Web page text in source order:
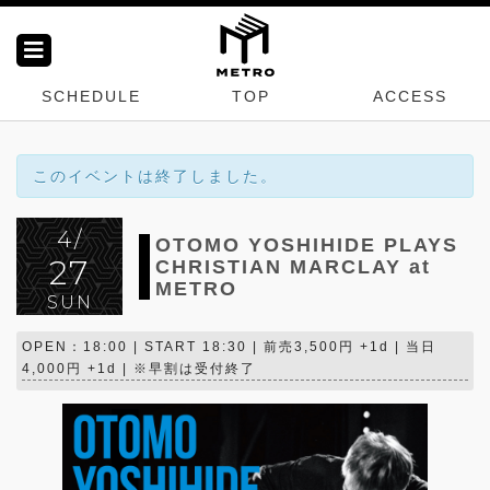
SCHEDULE TOP ACCESS
このイベントは終了しました。
4/
27
SUN
OTOMO YOSHIHIDE PLAYS
CHRISTIAN MARCLAY at
METRO
OPEN：18:00 | START 18:30 | 前売3,500円 +1d | 当日
4,000円 +1d | ※早割は受付終了